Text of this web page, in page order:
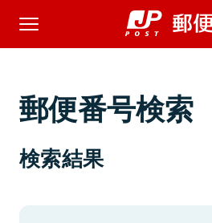
郵便番号検索
検索結果